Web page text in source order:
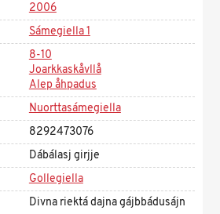
2006
Sámegiella 1
8-10
Joarkkaskåvllå
Alep åhpadus
Nuorttasámegiella
8292473076
Dábálasj girjje
Gollegiella
Divna riektá dajna gájbbádusájn